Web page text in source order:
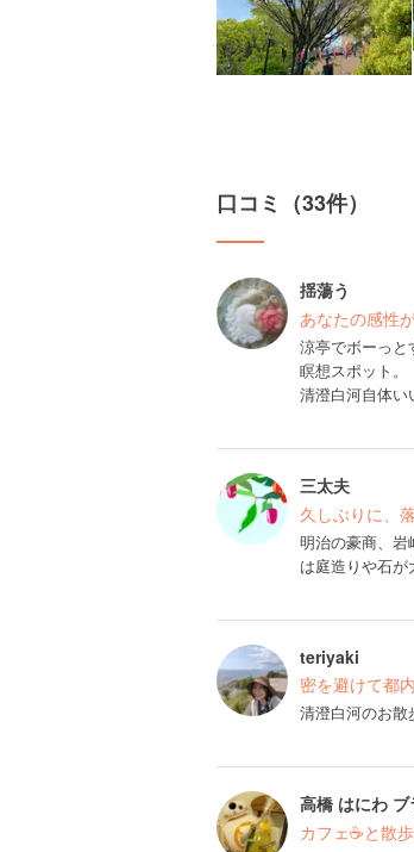
口コミ（33件）
揺蕩う
あなたの感性
涼亭でボーっと
瞑想スポット。
清澄白河自体い
三太夫
久しぶりに、
明治の豪商、岩
は庭造りや石が
teriyaki
密を避けて都
清澄白河のお散
高橋 はにわ
カフェ☕️と散